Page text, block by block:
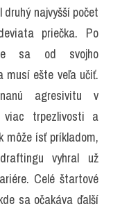
najvyšší počet
priečka. Po
sa od svojho
musí ešte veľa učiť.
agresivitu v
viac trpezlivosti a
môže ísť príkladom,
vyhral už
Celé štartové
sa očakáva ďalší